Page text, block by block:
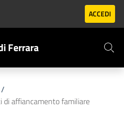
ACCEDI
Ferrara
/
di affiancamento familiare